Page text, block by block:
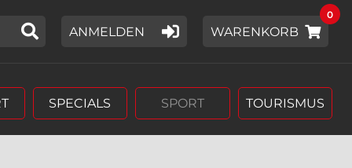
EIN SUCHWORT EIN,
ANMELDEN WARENKORB
0
SPECIALS SPORT TOURISMUS